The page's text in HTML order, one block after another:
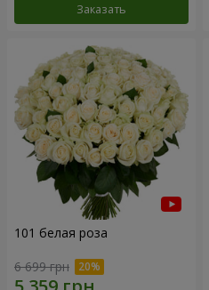
Заказать
101 белая роза
6 699 грн